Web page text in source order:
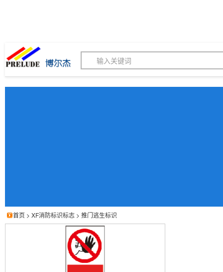
博尔杰PTS - 工业标识解
首页 > XF消防标识标志 > 推门逃生标识
博尔杰 推门逃生-非相关